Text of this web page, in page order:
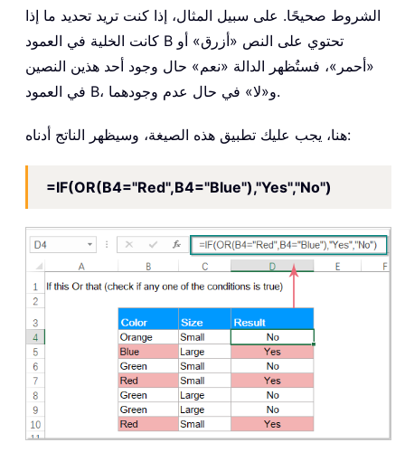
الشروط صحيحًا. على سبيل المثال، إذا كنت تريد تحديد ما إذا
كانت الخلية في العمود B تحتوي على النص «أزرق» أو
«أحمر»، فستُظهر الدالة «نعم» حال وجود أحد هذين النصين
في العمود B، و«لا» في حال عدم وجودهما.
هنا، يجب عليك تطبيق هذه الصيغة، وسيظهر الناتج أدناه:
=IF(OR(B4="Red",B4="Blue"),"Yes","No")